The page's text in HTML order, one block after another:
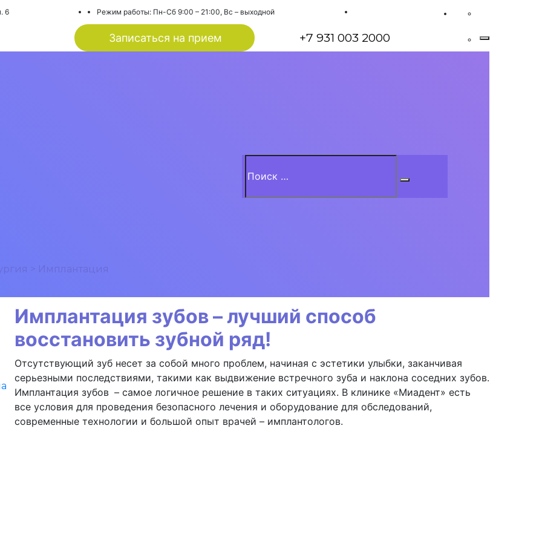
6 Режим работы: Пн-Сб 9:00 – 21:00, Вс – выходной
Записаться на прием +7 931 003 2000
> Имплантация
Имплантация зубов – лучший способ
восстановить зубной ряд!
Отсутствующий зуб несет за собой много проблем, начиная с эстетики улыбки, заканчивая
серьезными последствиями, такими как выдвижение встречного зуба и наклона соседних зубов.
Имплантация зубов – самое логичное решение в таких ситуациях. В клинике «Миадент» есть
все условия для проведения безопасного лечения и оборудование для обследований,
современные технологии и большой опыт врачей – имплантологов.